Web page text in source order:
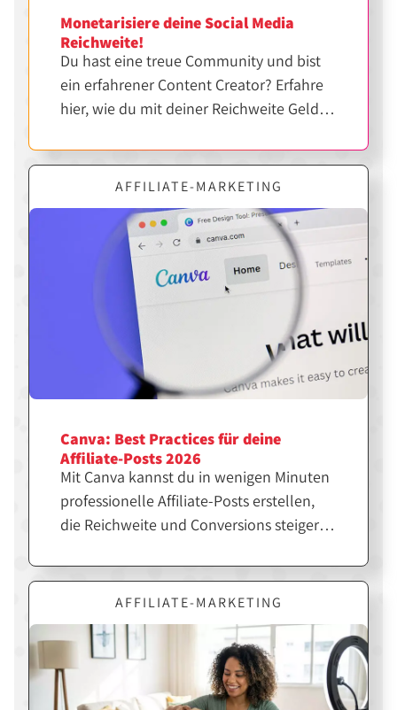
Monetarisiere deine Social Media
Reichweite!
Du hast eine treue Community und bist
ein erfahrener Content Creator? Erfahre
hier, wie du mit deiner Reichweite Geld
AFFILIATE-MARKETING
Canva: Best Practices für deine
Affiliate-Posts 2026
Mit Canva kannst du in wenigen Minuten
professionelle Affiliate-Posts erstellen,
die Reichweite und Conversions steigern.
Design, sondern die richtige Strategie
dahinter. Erfahre hier, wie du Canva
gezielt für erfolgreiche Affiliate-Inhalte
einsetzt.
AFFILIATE-MARKETING